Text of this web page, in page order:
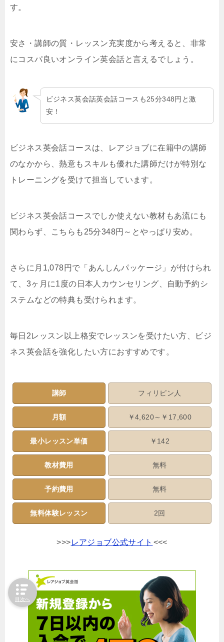
す。
安さ・講師の質・レッスン充実度から考えると、非常
にコスパ良いオンライン英会話と言えるでしょう。
ビジネス英会話英会話コースも25分348円と激
安！
ビジネス英会話コースは、レアジョブに在籍中の講師
のなかから、熱意もスキルも優れた講師だけが特別な
トレーニングを受けて担当しています。
ビジネス英会話コースでしか使えない教材もあ流にも
関わらず、こちらも25分348円～とやっぱり安め。
さらに月1,078円で「あんしんパッケージ」が付けられ
て、3ヶ月に1度の日本人カウンセリング、自動予約シ
ステムなどの特典も受けられます。
毎日2レッスン以上格安でレッスンを受けたい方、ビジ
ネス英会話を強化したい方におすすめです。
講師 フィリピン人
月額 ￥4,620～￥17,600
最小レッスン単価 ￥142
教材費用 無料
予約費用 無料
無料体験レッスン 2回
>>>レアジョブ公式サイト <<<
目次へ